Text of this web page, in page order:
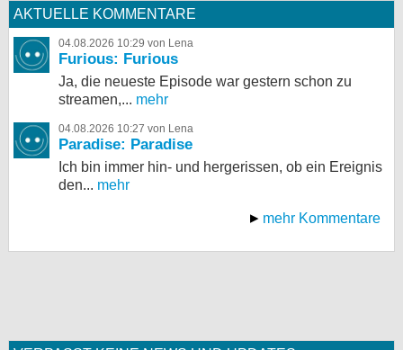
AKTUELLE KOMMENTARE
04.08.2026 10:29 von Lena
Furious: Furious
Ja, die neueste Episode war gestern schon zu
streamen,... mehr
04.08.2026 10:27 von Lena
Paradise: Paradise
Ich bin immer hin- und hergerissen, ob ein Ereignis
den... mehr
mehr Kommentare